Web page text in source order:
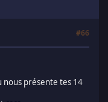
#66
nous présente tes 14